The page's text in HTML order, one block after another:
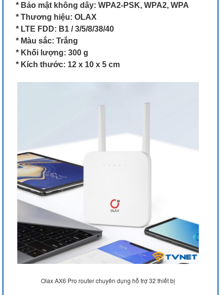
* Bảo mật không dây: WPA2-PSK, WPA2, WPA
* Thương hiệu: OLAX
* LTE FDD: B1 / 3/5/8/38/40
* Màu sắc: Trắng
* Khối lượng: 300 g
* Kích thước: 12 x 10 x 5 cm
Olax AX6 Pro router chuyên dụng hỗ trợ 32 thiết bị